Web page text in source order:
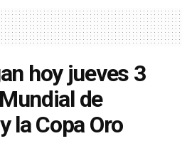
hoy jueves 3
de
la Copa Oro